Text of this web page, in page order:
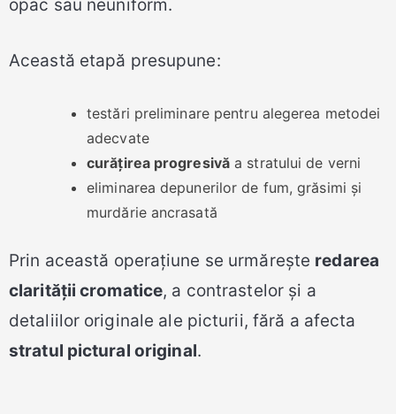
opac sau neuniform.
Această etapă presupune:
testări preliminare pentru alegerea metodei
adecvate
curățirea progresivă a stratului de verni
eliminarea depunerilor de fum, grăsimi și
murdărie ancrasată
Prin această operațiune se urmărește redarea
clarității cromatice, a contrastelor și a
detaliilor originale ale picturii, fără a afecta
stratul pictural original.